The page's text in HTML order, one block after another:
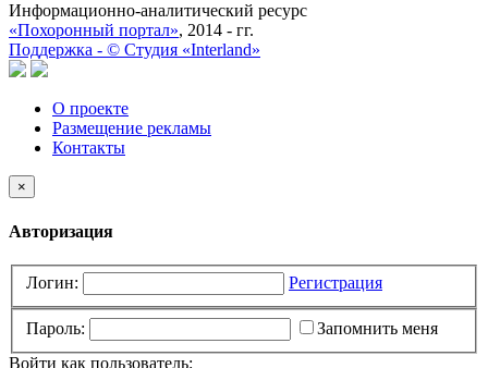
Информационно-аналитический ресурс
«Похоронный портал», 2014 - гг.
Поддержка - © Cтудия «Interland»
О проекте
Размещение рекламы
Контакты
×
Авторизация
Логин: Регистрация
Пароль:
Запомнить меня
Войти как пользователь: